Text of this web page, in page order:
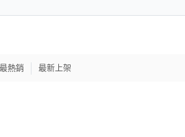
最熱銷 最新上架